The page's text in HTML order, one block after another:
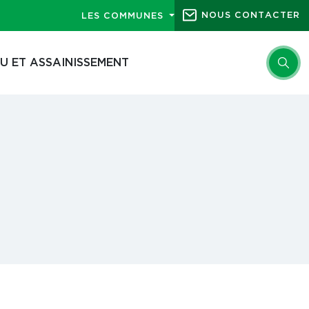
LES COMMUNES NOUS CONTACTER
ET ASSAINISSEMENT